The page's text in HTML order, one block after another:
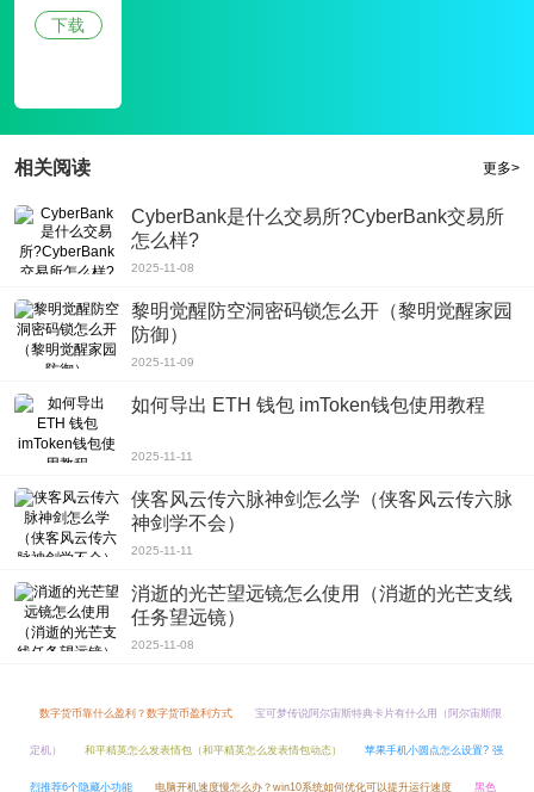
2.玩法简单，容易上手，连小朋友也可以轻松畅玩。
5.丰富精美的游戏主题设计，让你徜徉在海底世界。
游戏点评
海洋传说是一款画面十分精美可爱的消除游戏，经典的游戏玩法，让大家可以轻
还在等什么？快来下载海洋传说开启你的海洋消消消吧！
下载
相关阅读 更多>
CyberBank是什么交易所?CyberBank交易所
怎么样?
2025-11-08
黎明觉醒防空洞密码锁怎么开（黎明觉醒家园
防御）
2025-11-09
如何导出 ETH 钱包 imToken钱包使用教程
2025-11-11
侠客风云传六脉神剑怎么学（侠客风云传六脉
神剑学不会）
2025-11-11
消逝的光芒望远镜怎么使用（消逝的光芒支线
任务望远镜）
2025-11-08
数字货币靠什么盈利？数字货币盈利方式 宝可梦传说阿尔宙斯特典卡片有什么用（阿尔宙斯限
定机） 和平精英怎么发表情包（和平精英怎么发表情包动态） 苹果手机小圆点怎么设置? 强
烈推荐6个隐藏小功能 电脑开机速度慢怎么办？win10系统如何优化可以提升运行速度 黑色